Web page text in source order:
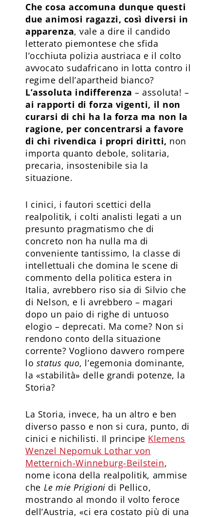
Che cosa accomuna dunque questi
due animosi ragazzi, così diversi in
apparenza, vale a dire il candido
letterato piemontese che sfida
l’occhiuta polizia austriaca e il colto
avvocato sudafricano in lotta contro il
regime dell’apartheid bianco?
L’assoluta indifferenza – assoluta! –
ai rapporti di forza vigenti, il non
curarsi di chi ha la forza ma non la
ragione, per concentrarsi a favore
di chi rivendica i propri diritti, non
importa quanto debole, solitaria,
precaria, insostenibile sia la
situazione.
I cinici, i fautori scettici della
realpolitik, i colti analisti legati a un
presunto pragmatismo che di
concreto non ha nulla ma di
conveniente tantissimo, la classe di
intellettuali che domina le scene di
commento della politica estera in
Italia, avrebbero riso sia di Silvio che
di Nelson, e li avrebbero – magari
dopo un paio di righe di untuoso
elogio – deprecati. Ma come? Non si
rendono conto della situazione
corrente? Vogliono davvero rompere
lo status quo, l’egemonia dominante,
la «stabilità» delle grandi potenze, la
Storia?
La Storia, invece, ha un altro e ben
diverso passo e non si cura, punto, di
cinici e nichilisti. Il principe Klemens
Wenzel Nepomuk Lothar von
Metternich-Winneburg-Beilstein,
nome icona della realpolitik, ammise
che Le mie Prigioni di Pellico,
mostrando al mondo il volto feroce
dell’Austria, «ci era costato più di una